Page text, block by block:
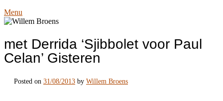
Menu
met Derrida ‘Sjibbolet voor Paul
Celan’ Gisteren
Posted on 31/08/2013 by Willem Broens